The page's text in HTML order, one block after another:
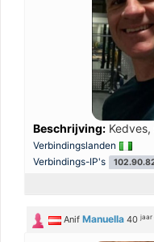
Beschrijving:
Verbindingslanden
Verbindings-IP's
Anif Manuella 40jaar